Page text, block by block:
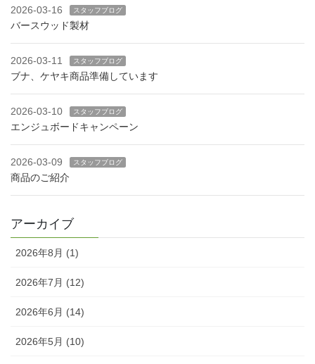
2026-03-16 スタッフブログ
バースウッド製材
2026-03-11 スタッフブログ
ブナ、ケヤキ商品準備しています
2026-03-10 スタッフブログ
エンジュボードキャンペーン
2026-03-09 スタッフブログ
商品のご紹介
アーカイブ
2026年8月 (1)
2026年7月 (12)
2026年6月 (14)
2026年5月 (10)